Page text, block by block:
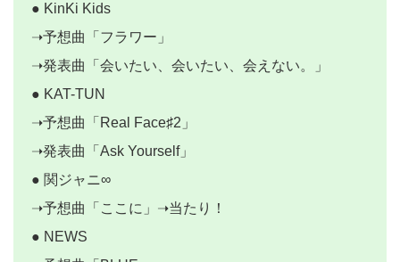
● KinKi Kids
➝予想曲「フラワー」
➝発表曲「会いたい、会いたい、会えない。」
● KAT-TUN
➝予想曲「Real Face♯2」
➝発表曲「Ask Yourself」
● 関ジャニ∞
➝予想曲「ここに」➝当たり！
● NEWS